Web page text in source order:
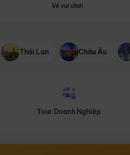
Vé vui chơi
Thái Lan Châu Âu
Du lịch Hành Hương